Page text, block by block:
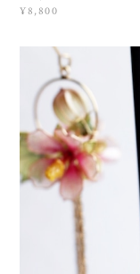
¥8,800